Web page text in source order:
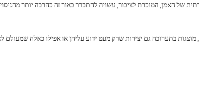
של האמן, המוכרת לציבור, עשויה להתברר באור זה כהרבה יותר מהניסוי
מוצגות בתערוכה גם יצירות שרק מעט ידוע עליהן או אפילו כאלה שמעולם